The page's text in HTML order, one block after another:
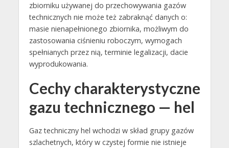
zbiorniku używanej do przechowywania gazów
technicznych nie może też zabraknąć danych o:
masie nienapełnionego zbiornika, możliwym do
zastosowania ciśnieniu roboczym, wymogach
spełnianych przez nią, terminie legalizacji, dacie
wyprodukowania.
Cechy charakterystyczne
gazu technicznego — hel
Gaz techniczny hel wchodzi w skład grupy gazów
szlachetnych, który w czystej formie nie istnieje